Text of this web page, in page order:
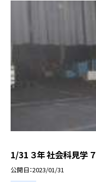
1/31 ３年 社会科見学 ７
公開日 2023/01/31